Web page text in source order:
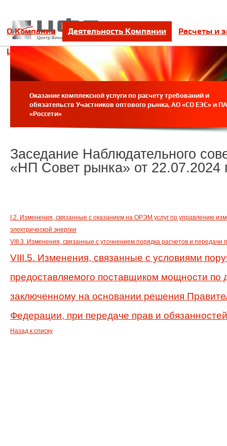
О Компании Деятельность Компании Расчеты и
Цифровое взаимодействие Контакты
Оказание комплексной услуги по расчету требований и
обязательств Участников оптового рынка, АО «СО ЕЭС» и
«Россети»
Заседание Наблюдательного
«НП Совет рынка» от 22.07.2024
I.2. Изменения, связанные с оказанием на ОРЭМ услуг по управлению
электрической энергии
VIII.3. Изменения, связанные с уточнением порядка расчетов и
VIII.5. Изменения, связанные с условиями
предоставляемого поставщиком мощности
заключенному на основании решения
Федерации, при передаче прав и
Назад к списку